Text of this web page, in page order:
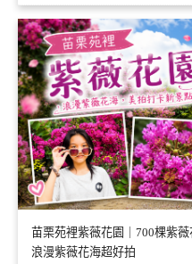
苗栗苑裡紫薇花園｜700棵紫
浪漫紫薇花海超好拍